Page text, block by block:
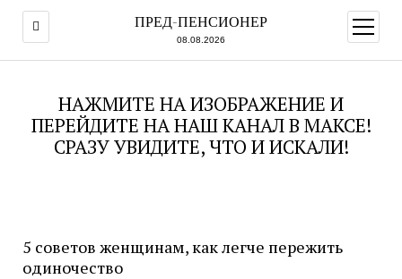
ПРЕД-ПЕНСИОНЕР
08.08.2026
меню
НАЖМИТЕ НА ИЗОБРАЖЕНИЕ И
ПЕРЕЙДИТЕ НА НАШ КАНАЛ В МАКСЕ!
СРАЗУ УВИДИТЕ, ЧТО И ИСКАЛИ!
5 советов женщинам, как легче пережить
одиночество